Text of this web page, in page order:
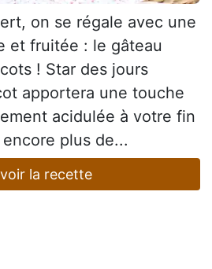
on se régale avec une
et fruitée : le gâteau
! Star des jours
apportera une touche
acidulée à votre fin
plus de...
voir la recette